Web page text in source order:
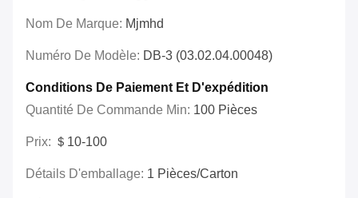
Nom De Marque: Mjmhd
Numéro De Modèle: DB-3 (03.02.04.00048)
Conditions De Paiement Et D'expédition
Quantité De Commande Min: 100 Pièces
Prix: ＄10-100
Détails D'emballage: 1 Pièces/carton